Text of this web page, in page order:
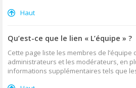
Haut
Qu’est-ce que le lien « L’équipe » ?
Cette page liste les membres de
administrateurs et les modérateurs, en
informations supplémentaires tels que